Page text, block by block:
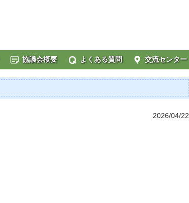
協議会概要 よくある質問 交流センター
2026/04/22